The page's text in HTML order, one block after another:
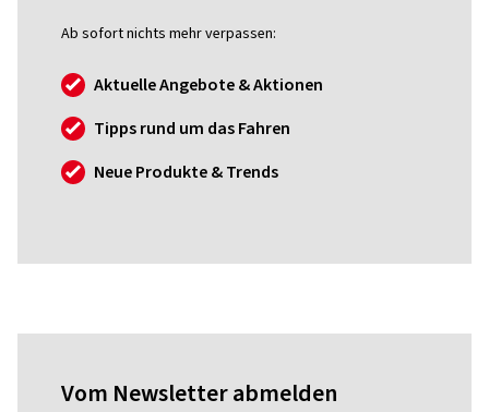
Ab sofort nichts mehr verpassen:
Aktuelle Angebote & Aktionen
Tipps rund um das Fahren
Neue Produkte & Trends
Vom Newsletter abmelden